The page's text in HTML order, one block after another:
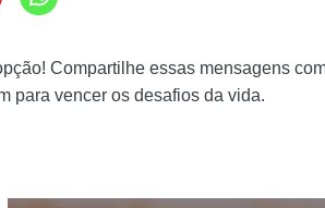
Compartilhe essas mensagens
para vencer os desafios da vida.